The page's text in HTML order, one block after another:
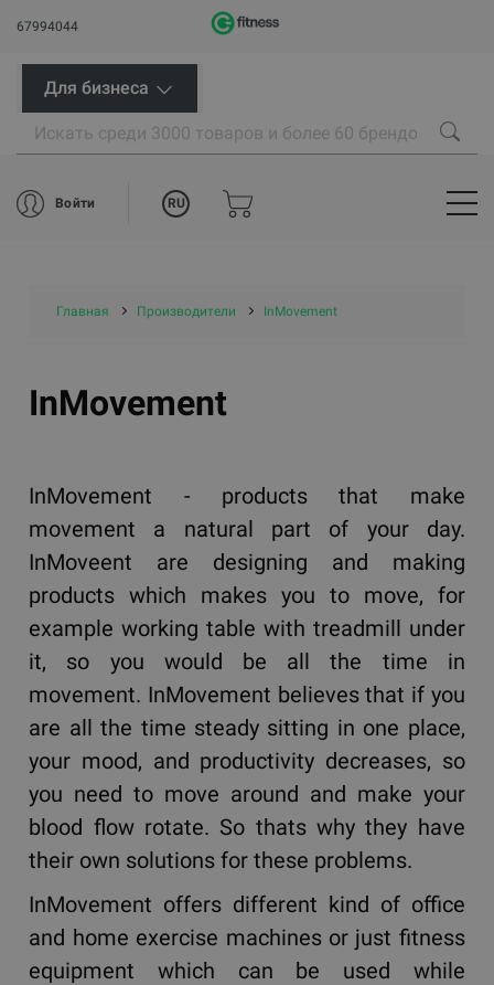
67994044
Для бизнеса
Войти RU
Главная Производители InMovement
InMovement
InMovement - products that make
movement a natural part of your day.
InMoveent are designing and making
products which makes you to move, for
example working table with treadmill under
it, so you would be all the time in
movement. InMovement believes that if you
are all the time steady sitting in one place,
your mood, and productivity decreases, so
you need to move around and make your
blood flow rotate. So thats why they have
their own solutions for these problems.
InMovement offers different kind of office
and home exercise machines or just fitness
equipment which can be used while